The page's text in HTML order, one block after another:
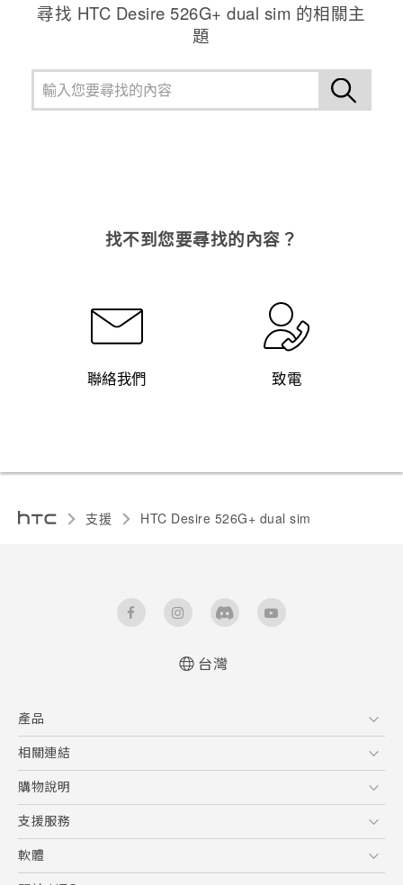
尋找 HTC Desire 526G+ dual sim 的相關主
題
找不到您要尋找的內容？
聯絡我們 致電
支援 HTC Desire 526G+ dual sim‎
台灣
產品
5G
智慧型手機
配件
相關連結
HTC Research
購物說明
購物須知
訂單管理
付款方式
支援服務
到府收送維修服務
服務中心資訊
軟體